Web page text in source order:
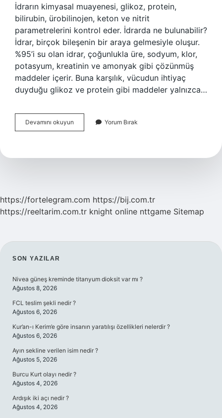
İdrarın kimyasal muayenesi, glikoz, protein,
bilirubin, ürobilinojen, keton ve nitrit
parametrelerini kontrol eder. İdrarda ne bulunabilir?
İdrar, birçok bileşenin bir araya gelmesiyle oluşur.
%95’i su olan idrar, çoğunlukla üre, sodyum, klor,
potasyum, kreatinin ve amonyak gibi çözünmüş
maddeler içerir. Buna karşılık, vücudun ihtiyaç
duyduğu glikoz ve protein gibi maddeler yalnızca…
Devamını okuyun
Da
Yorum Bırak
https://fortelegram.com https://bij.com.tr
https://reeltarim.com.tr knight online nttgame Sitemap
SIDEBAR
SON YAZILAR
Nivea güneş kreminde titanyum dioksit var mı ?
Ağustos 8, 2026
FCL teslim şekli nedir ?
Ağustos 6, 2026
Kur’an-ı Kerim’e göre insanın yaratılışı özellikleri nelerdir ?
Ağustos 6, 2026
Ayın sekline verilen isim nedir ?
Ağustos 5, 2026
Burcu Kurt olayı nedir ?
Ağustos 4, 2026
Ardışık iki açı nedir ?
Ağustos 4, 2026